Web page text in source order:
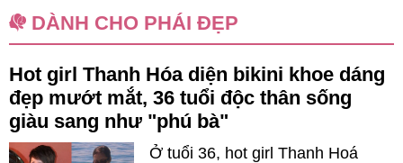
DÀNH CHO PHÁI ĐẸP
Hot girl Thanh Hóa diện bikini khoe dáng
đẹp mướt mắt, 36 tuổi độc thân sống
giàu sang như "phú bà"
Ở tuổi 36, hot girl Thanh Hoá